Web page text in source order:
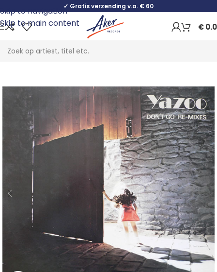
Skip to navigation
Skip to main content
✓ Gratis verzending v.a. € 60
€
Home Pop